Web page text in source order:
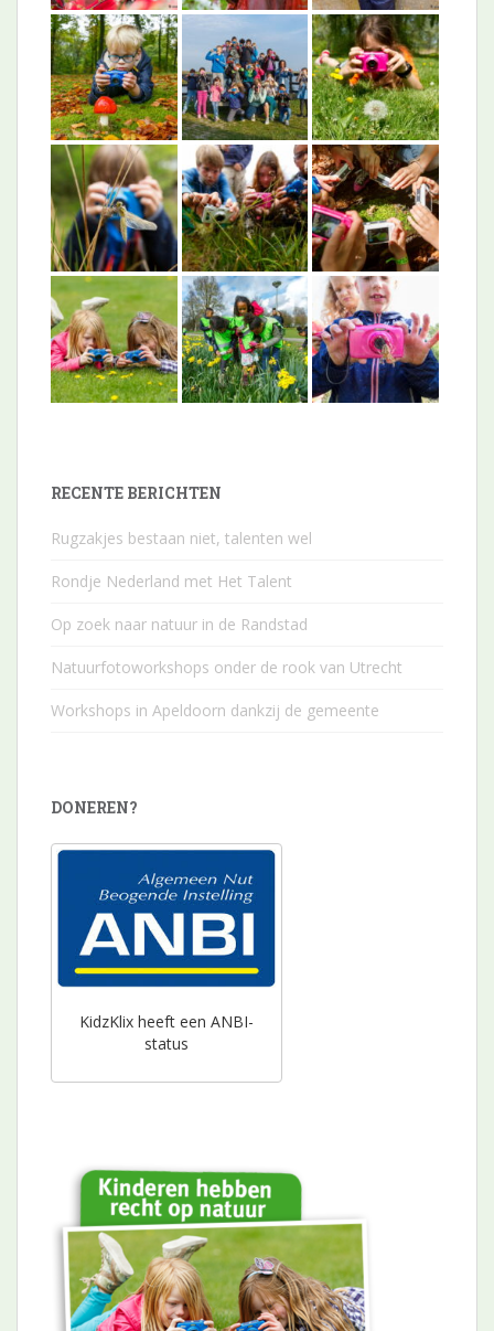
RECENTE BERICHTEN
Rugzakjes bestaan niet, talenten wel
Rondje Nederland met Het Talent
Op zoek naar natuur in de Randstad
Natuurfotoworkshops onder de rook van Utrecht
Workshops in Apeldoorn dankzij de gemeente
DONEREN?
KidzKlix heeft een ANBI-
status